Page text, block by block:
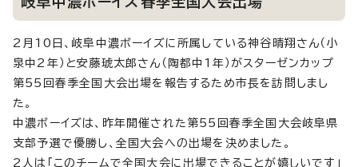
2月10日、岐阜中濃ボーイズに所属している神谷晴翔さん（小
泉中2年）と安藤琥太郎さん（陶都中1年）がスターゼンカップ
第55回春季全国大会出場を報告するため市長を訪問しまし
た。
中濃ボーイズは、昨年開催された第55回春季全国大会岐阜県
支部予選で優勝し、全国大会への出場を決めました。
2人は「このチームで全国大会に出場できることが嬉しいです」